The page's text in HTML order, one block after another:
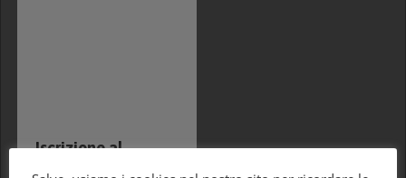
Iscrizione al
newsletter